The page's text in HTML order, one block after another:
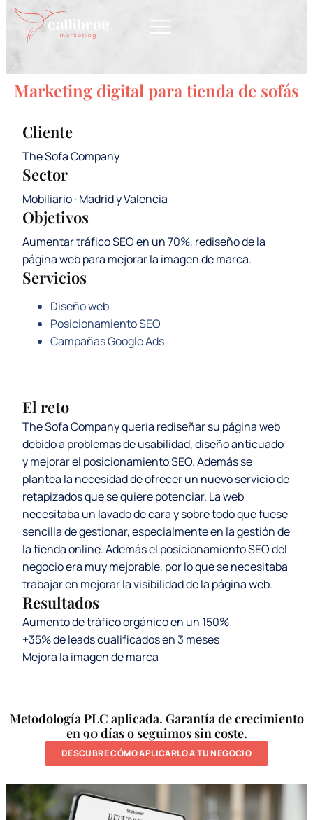
Marketing digital para tienda de sofás
Cliente
The Sofa Company
Sector
Mobiliario · Madrid y Valencia
Objetivos
Aumentar tráfico SEO en un 70%, rediseño de la
página web para mejorar la imagen de marca.
Servicios
Diseño web
Posicionamiento SEO
Campañas Google Ads
El reto
The Sofa Company quería rediseñar su página web
debido a problemas de usabilidad, diseño anticuado
y mejorar el posicionamiento SEO. Además se
plantea la necesidad de ofrecer un nuevo servicio de
retapizados que se quiere potenciar. La web
necesitaba un lavado de cara y sobre todo que fuese
sencilla de gestionar, especialmente en la gestión de
la tienda online. Además el posicionamiento SEO del
negocio era muy mejorable, por lo que se necesitaba
trabajar en mejorar la visibilidad de la página web.
Resultados
Aumento de tráfico orgánico en un 150%
+35% de leads cualificados en 3 meses
Mejora la imagen de marca
Metodología PLC aplicada. Garantía de crecimiento
en 90 días o seguimos sin coste.
DESCUBRE CÓMO APLICARLO A TU NEGOCIO